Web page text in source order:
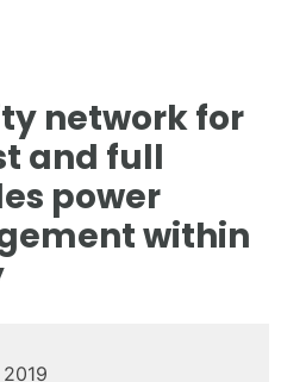
network for
and full
power
within
2019